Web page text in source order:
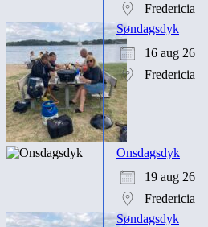
Fredericia
Søndagsdyk
16 aug 26
Fredericia
Onsdagsdyk
19 aug 26
Fredericia
Søndagsdyk